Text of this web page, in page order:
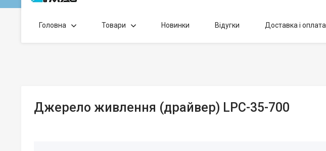
Головна Товари Новинки Відугки Доставка і оплата
Джерело живлення (драйвер) LPC-35-700